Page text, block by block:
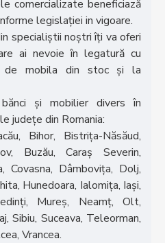
comercializate beneficiază
legislației in vigoare.
specialiștii noștri îți va oferi
ai nevoie în legatură cu
de mobila din stoc și la
și mobilier divers în
județe din Romania:
Bihor, Bistrița-Năsăud,
Buzău, Caraș Severin,
Covasna, Dâmbovița, Dolj,
Hunedoara, Ialomița, Iași,
Mureș, Neamț, Olt,
Sibiu, Suceava, Teleorman,
Vrancea.